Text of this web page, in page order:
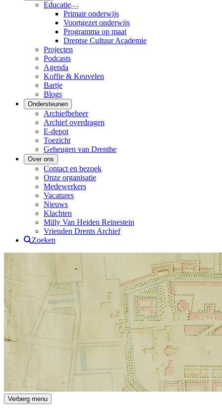
Educatie
Primair onderwijs
Voortgezet onderwijs
Programma op maat
Drentse Cultuur Academie
Projecten
Podcasts
Agenda
Koffie & Keuvelen
Bartje
Blogs
Ondersteunen
Archiefbeheer
Archief overdragen
E-depot
Toezicht
Geheugen van Drenthe
Over ons
Contact en bezoek
Onze organisatie
Medewerkers
Vacatures
Nieuws
Klachten
Milly Van Heiden Reinestein
Vrienden Drents Archief
Zoeken
Drents Archief
Verberg menu